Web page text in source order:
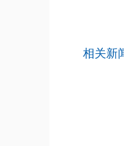
相关新